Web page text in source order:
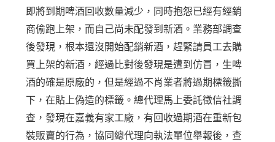
即將到期啤酒回收數量減少，同時抱怨已經有經銷
商偷跑上架，而自己尚未配發到新酒。業務部調查
後發現，根本還沒開始配銷新酒，趕緊請員工去購
買上架的新酒，經過比對後發現是遭到仿冒，生啤
酒的確是原廠的，但是經過不肖業者將過期標籤撕
下，在貼上偽造的標籤。總代理馬上委託徵信社調
查，發現在嘉義有家工廠，有回收過期酒在重新包
裝販賣的行為，協同總代理向執法單位舉報後，查